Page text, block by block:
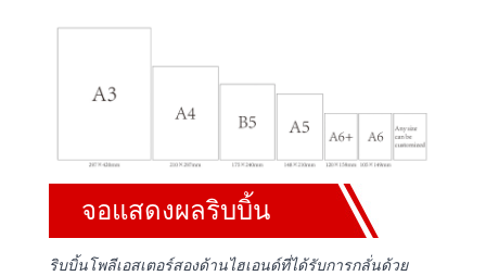
จอแสดงผลริบบิ้น
ริบบิ้นโพลีเอสเตอร์สองด้านไฮเอนด์ที่ได้รับการกลั่นด้วย